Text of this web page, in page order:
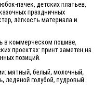
пачек, детских платьев,
праздничных
лёгкость материала и
в коммерческом пошиве,
проектах: принт заметен на
позиций.
мятный, белый, молочный,
ледяной голубой, пудровый.